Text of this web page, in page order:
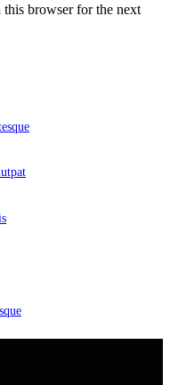
this browser for the next